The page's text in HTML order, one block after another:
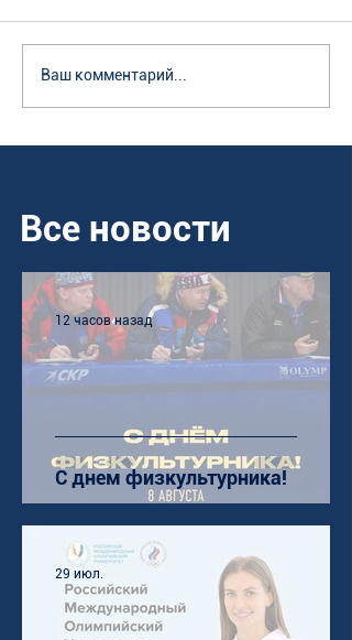
Ваш комментарий...
Все новости
С днем физкультурника!
12 часов назад
29 июл.